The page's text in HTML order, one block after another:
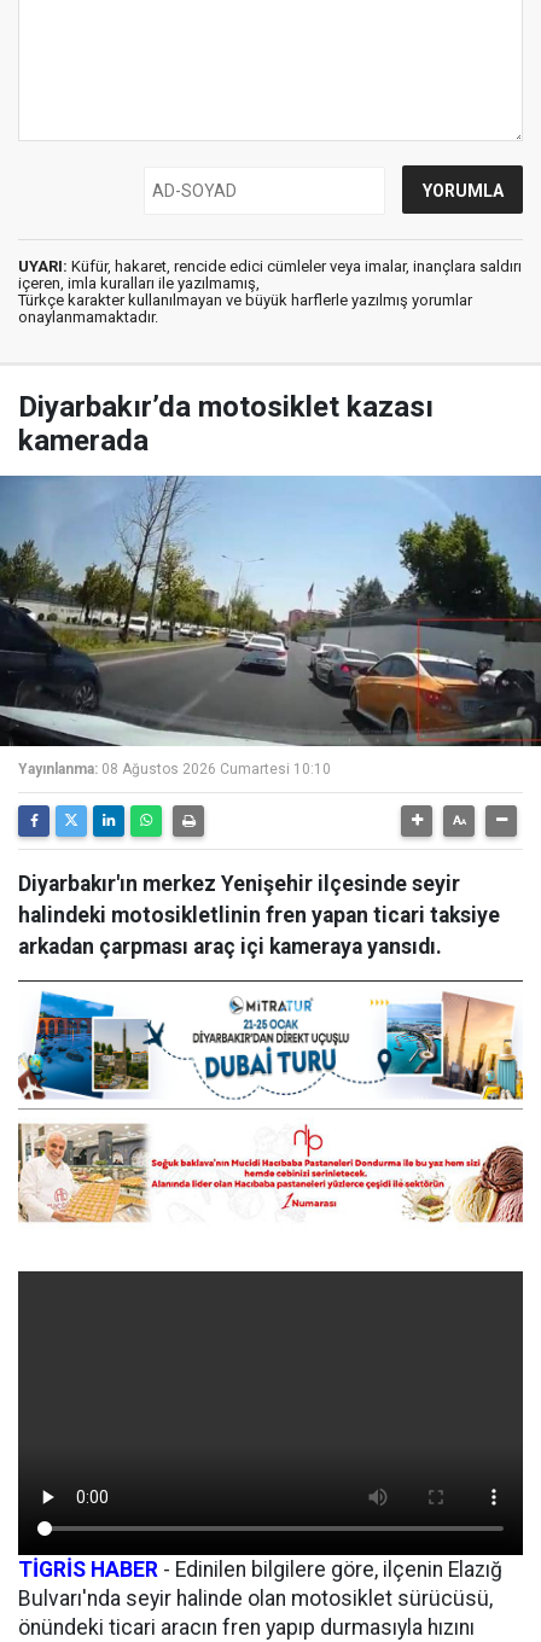
UYARI: Küfür, hakaret, rencide edici cümleler veya imalar, inançlara saldırı
içeren, imla kuralları ile yazılmamış,
Türkçe karakter kullanılmayan ve büyük harflerle yazılmış yorumlar
onaylanmamaktadır.
Diyarbakır’da motosiklet kazası
kamerada
Yayınlanma: 08 Ağustos 2026 Cumartesi 10:10
Diyarbakır'ın merkez Yenişehir ilçesinde seyir
halindeki motosikletlinin fren yapan ticari taksiye
arkadan çarpması araç içi kameraya yansıdı.
TİGRİS HABER - Edinilen bilgilere göre, ilçenin Elazığ
Bulvarı'nda seyir halinde olan motosiklet sürücüsü,
önündeki ticari aracın fren yapıp durmasıyla hızını